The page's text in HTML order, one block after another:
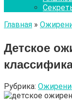
Главная »
Детское
Рубрика: